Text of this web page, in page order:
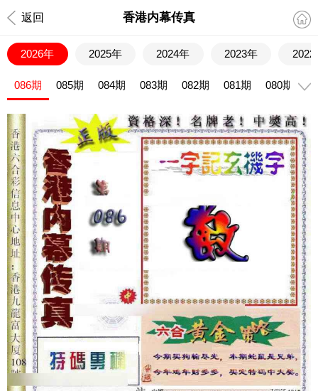
返回 香港内幕传真
2026年 2025年 2024年 2023年 2022
086期 085期 084期 083期 082期 081期 080期